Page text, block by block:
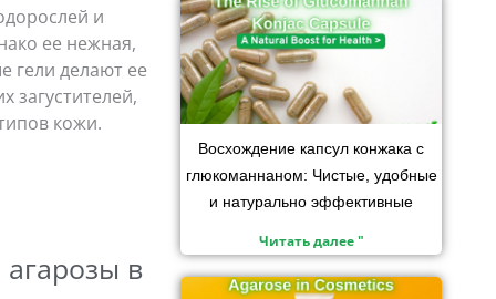
и
ее нежная,
гели делают ее
загустителей,
кожи.
в
Восхождение капсул конжака с
глюкоманнаном: Чистые, удобные
и натурально эффективные
Читать далее "